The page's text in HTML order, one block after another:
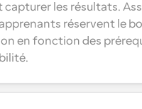
capturer les résultats.
réservent le
en fonction des